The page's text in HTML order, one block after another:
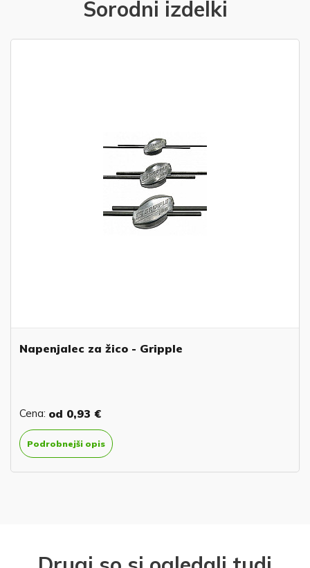
Sorodni izdelki
Napenjalec za žico - Gripple
Cena: od 0,93 €
Podrobnejši opis